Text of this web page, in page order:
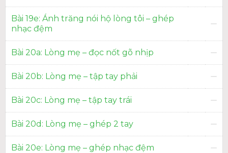
Bài 19e: Ánh trăng nói hộ lòng tôi – ghép
nhạc đệm
Bài 20a: Lòng mẹ – đọc nốt gõ nhịp
Bài 20b: Lòng mẹ – tập tay phải
Bài 20c: Lòng mẹ – tập tay trái
Bài 20d: Lòng mẹ – ghép 2 tay
Bài 20e: Lòng mẹ – ghép nhạc đệm